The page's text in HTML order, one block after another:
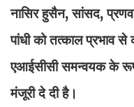
नासिर हुसैन, सांसद,
पांधी को तत्काल प्रभाव
एआईसीसी समन्वयक के
मंजूरी दे दी है।